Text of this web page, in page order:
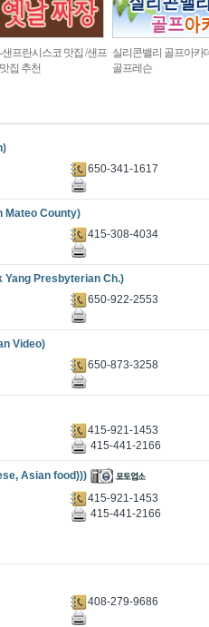
프란시스코 맛집 /샌프
집 추천
실리콘밸리 골프아카
골프레슨
650-341-1617
Mateo County)
415-308-4034
Yang Presbyterian Ch.)
650-922-2553
Video)
650-873-3258
415-921-1453
415-441-2166
Asian food)))
415-921-1453
415-441-2166
408-279-9686